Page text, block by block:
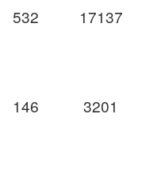
532 17137
146 3201